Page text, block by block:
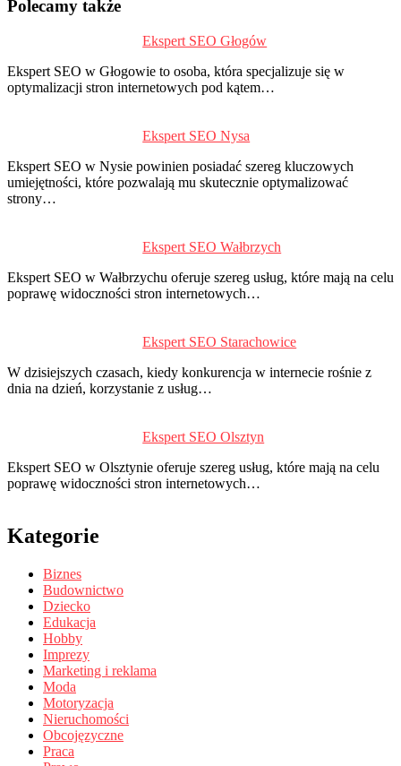
Polecamy także
Ekspert SEO Głogów
Ekspert SEO w Głogowie to osoba, która specjalizuje się w
optymalizacji stron internetowych pod kątem…
Ekspert SEO Nysa
Ekspert SEO w Nysie powinien posiadać szereg kluczowych
umiejętności, które pozwalają mu skutecznie optymalizować
strony…
Ekspert SEO Wałbrzych
Ekspert SEO w Wałbrzychu oferuje szereg usług, które mają na celu
poprawę widoczności stron internetowych…
Ekspert SEO Starachowice
W dzisiejszych czasach, kiedy konkurencja w internecie rośnie z
dnia na dzień, korzystanie z usług…
Ekspert SEO Olsztyn
Ekspert SEO w Olsztynie oferuje szereg usług, które mają na celu
poprawę widoczności stron internetowych…
Kategorie
Biznes
Budownictwo
Dziecko
Edukacja
Hobby
Imprezy
Marketing i reklama
Moda
Motoryzacja
Nieruchomości
Obcojęzyczne
Praca